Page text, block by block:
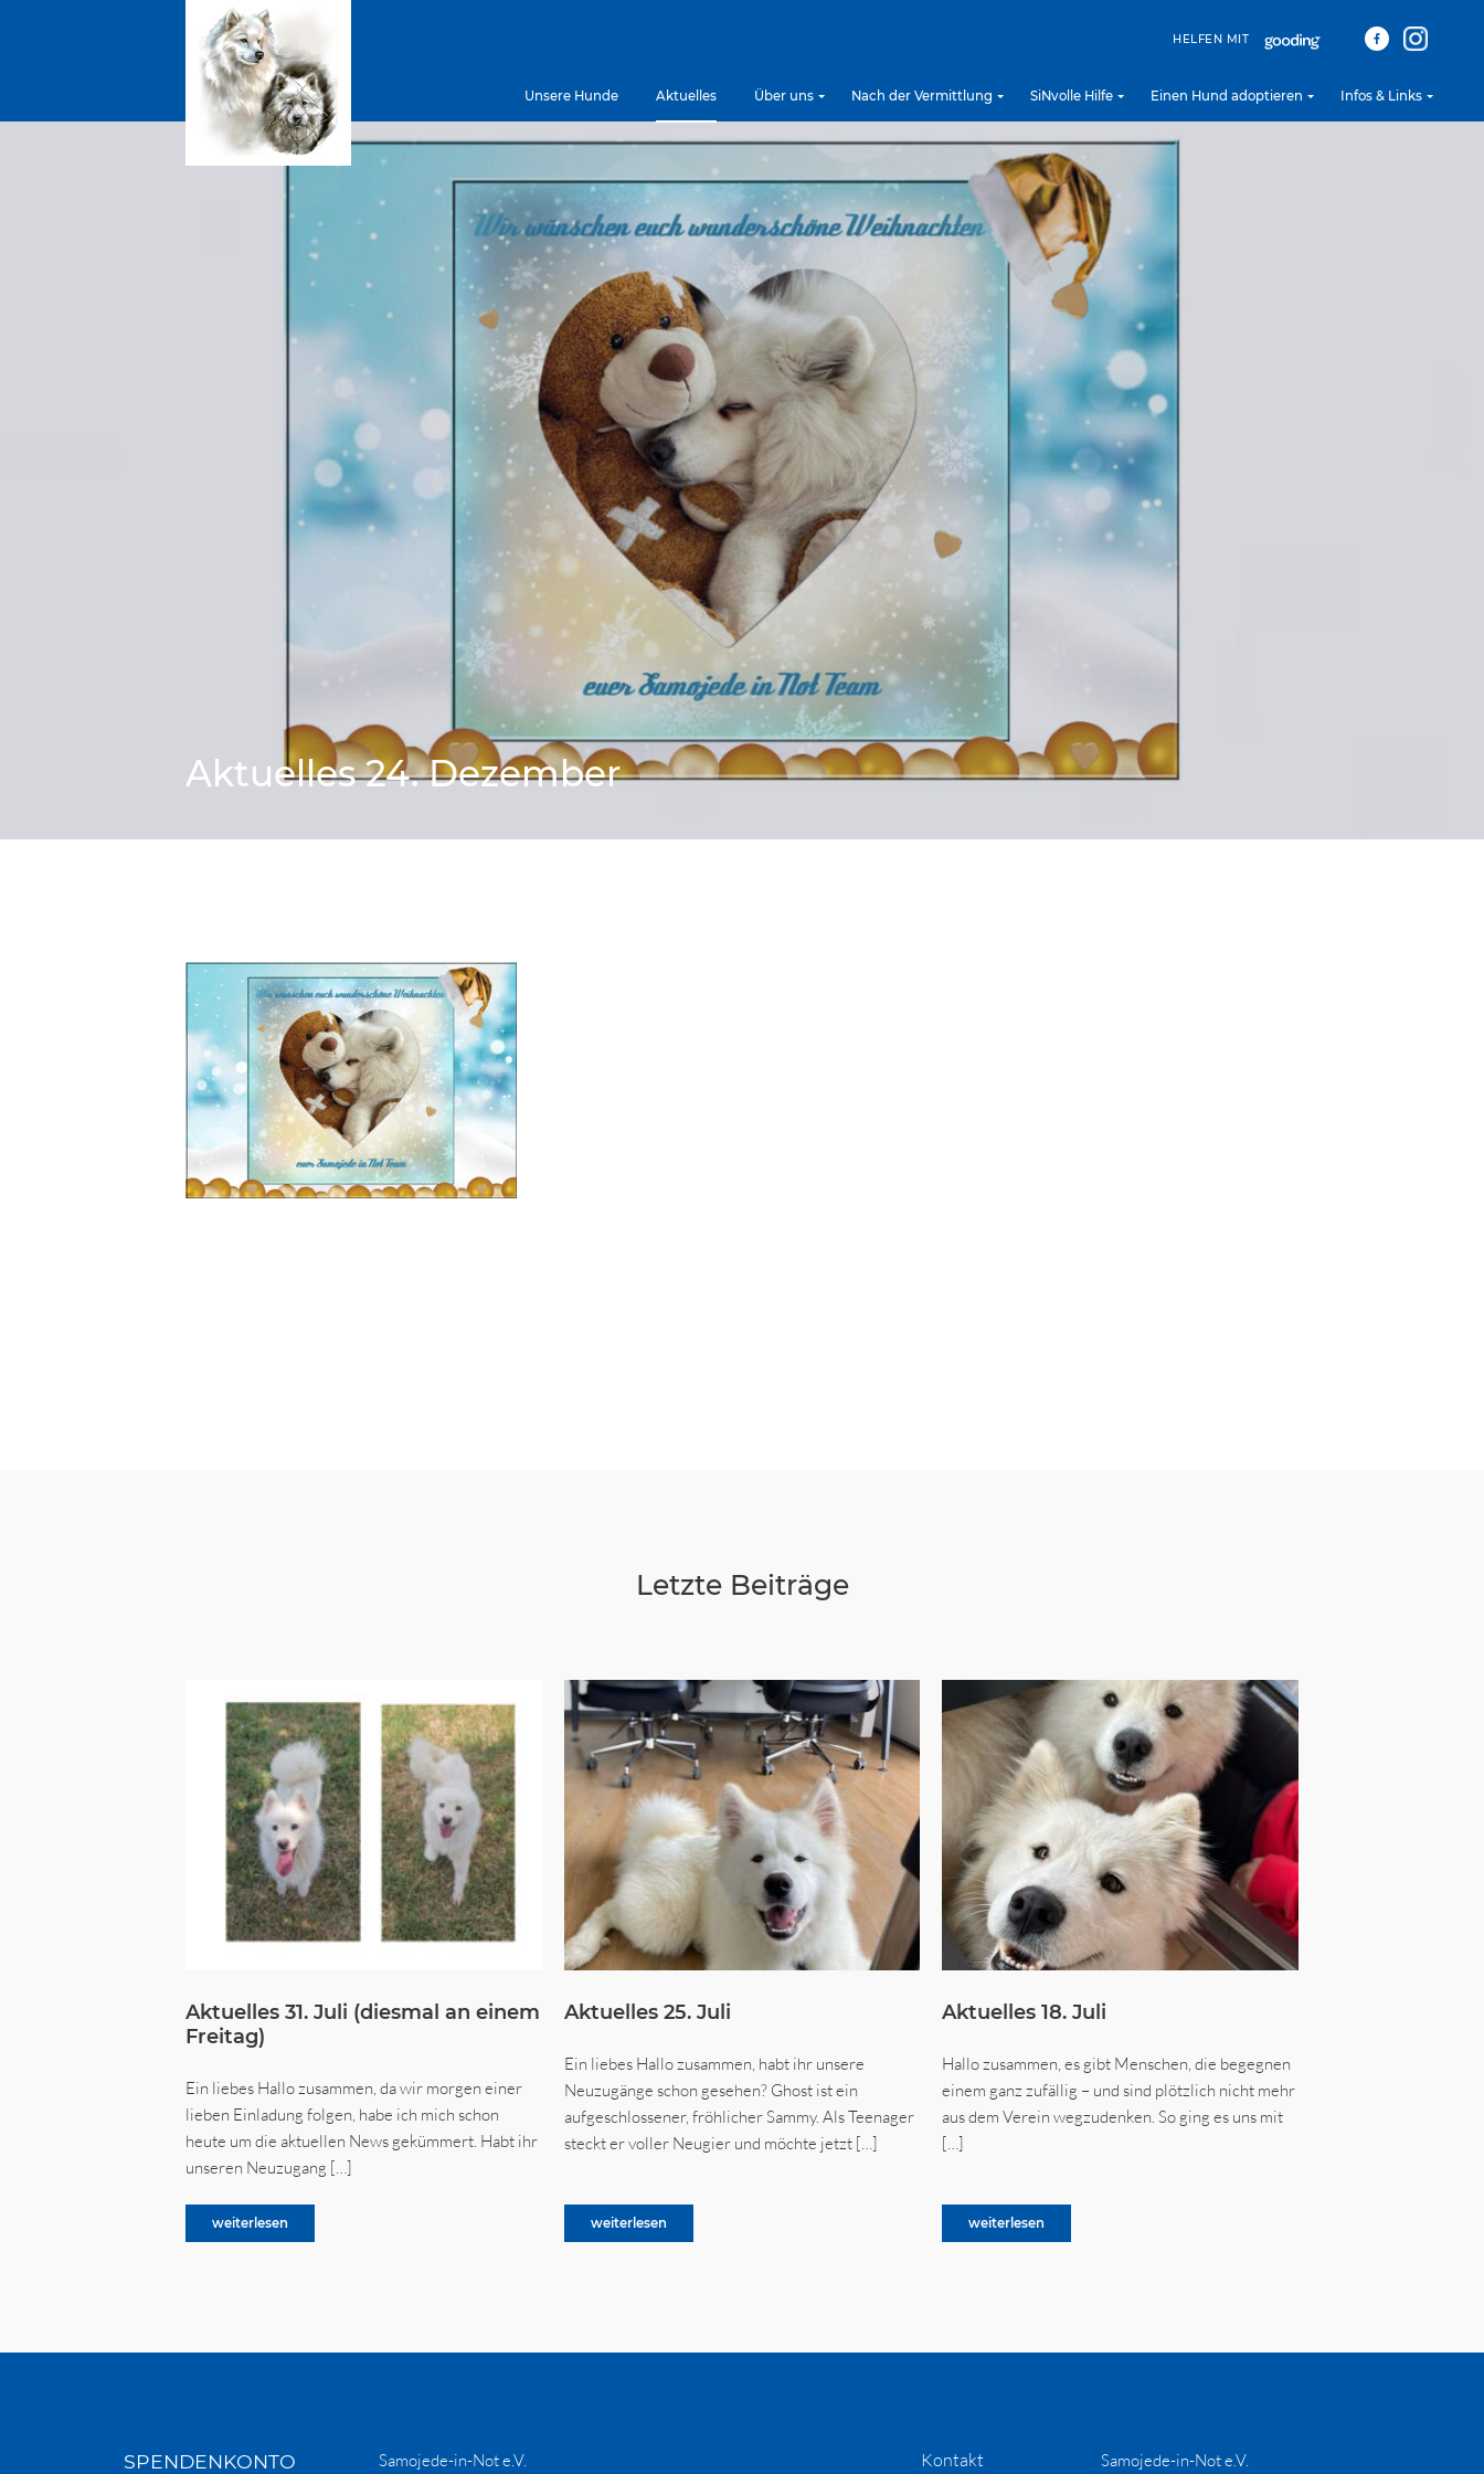
HELFEN MIT
Unsere Hunde Aktuelles Über uns Nach der Vermittlung SiNvolle Hilfe Einen Hund adoptieren Infos & Links
Aktuelles 24. Dezember
Letzte Beiträge
Aktuelles 31. Juli (diesmal an einem
Freitag)
Ein liebes Hallo zusammen, da wir morgen einer
lieben Einladung folgen, habe ich mich schon
heute um die aktuellen News gekümmert. Habt ihr
unseren Neuzugang […]
weiterlesen
Aktuelles 25. Juli
Ein liebes Hallo zusammen, habt ihr unsere
Neuzugänge schon gesehen? Ghost ist ein
aufgeschlossener, fröhlicher Sammy. Als Teenager
steckt er voller Neugier und möchte jetzt […]
weiterlesen
Aktuelles 18. Juli
Hallo zusammen, es gibt Menschen, die begegnen
einem ganz zufällig – und sind plötzlich nicht mehr
aus dem Verein wegzudenken. So ging es uns mit
[…]
weiterlesen
SPENDENKONTO Samojede-in-Not e.V. Kontakt Samojede-in-Not e.V.